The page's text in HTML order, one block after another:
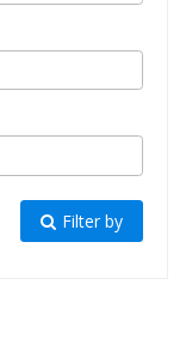
Filter by